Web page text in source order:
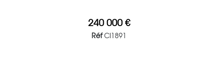
240 000 €
RéfCI1891